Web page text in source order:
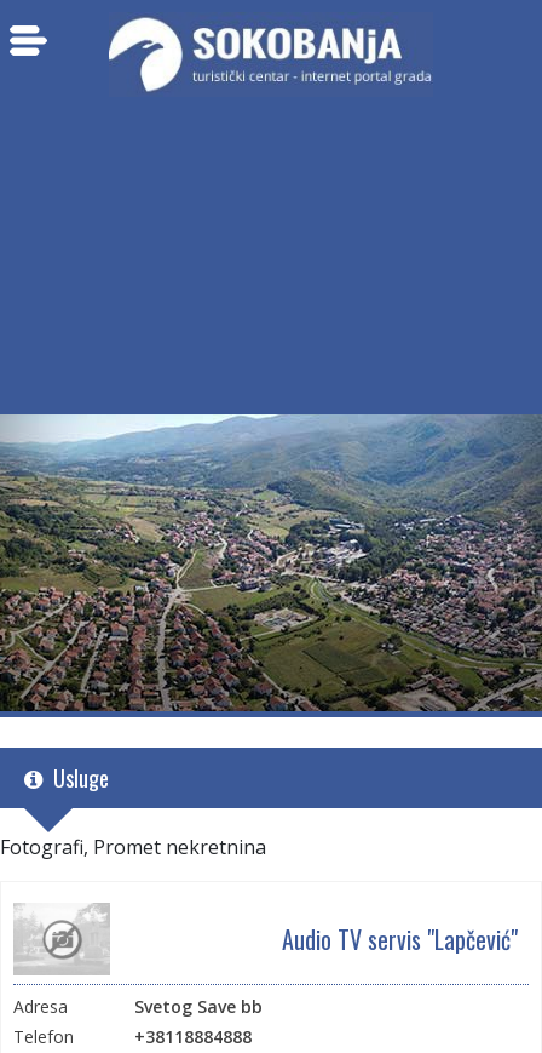
Usluge
Fotografi, Promet nekretnina
Audio TV servis "Lapčević"
Adresa
Svetog Save bb
Telefon
+38118884888